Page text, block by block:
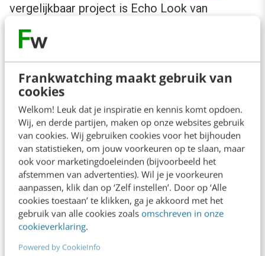
Frankwatching maakt gebruik van
cookies
Welkom! Leuk dat je inspiratie en kennis komt opdoen.
Wij, en derde partijen, maken op onze websites gebruik
van cookies. Wij gebruiken cookies voor het bijhouden
van statistieken, om jouw voorkeuren op te slaan, maar
ook voor marketingdoeleinden (bijvoorbeeld het
afstemmen van advertenties). Wil je je voorkeuren
aanpassen, klik dan op ‘Zelf instellen’. Door op ‘Alle
cookies toestaan’ te klikken, ga je akkoord met het
gebruik van alle cookies zoals omschreven in onze
cookieverklaring.
Powered by CookieInfo
vergelijkbaar project is Echo Look van
Amazon
aanschaffen van die ‘kleine aanpassingen’
leiden tot uitgaven waarvoor geldt dat de som
der delen groter is dan je voorheen zou hebben
uitgegeven ( incremental expenditures ).